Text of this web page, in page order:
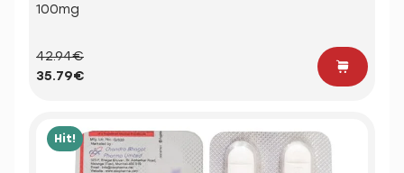
100mg
42.94€
35.79€
Hit!